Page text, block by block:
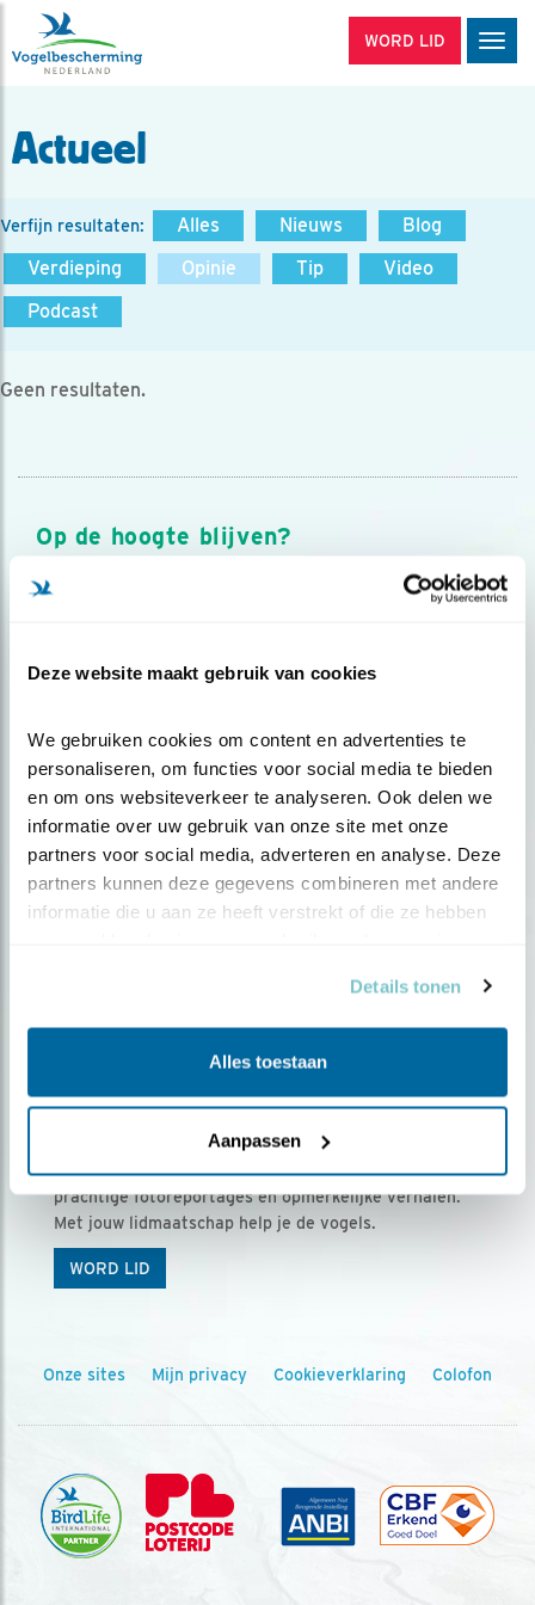
Deze website maakt gebruik van cookies
We gebruiken cookies om content en advertenties te
personaliseren, om functies voor social media te bieden
en om ons websiteverkeer te analyseren. Ook delen we
informatie over uw gebruik van onze site met onze
partners voor social media, adverteren en analyse. Deze
partners kunnen deze gegevens combineren met andere
informatie die u aan ze heeft verstrekt of die ze hebben
Details tonen
Alles toestaan
Aanpassen
WORD LID
Actueel
Verfijn resultaten: Alles Nieuws
Blog
Verdieping
Opinie Tip
Video
Podcast
Geen resultaten.
Op de hoogte blijven?
Meld je aan en ontvang nieuws, inspiratie, acties en tips
over vogels en activiteiten van Vogelbescherming.
Ontvang 5 x Vogels voor € 36,00 per jaar
Vogels is het tijdschrift voor onze leden, met
prachtige fotoreportages en opmerkelijke verhalen.
Met jouw lidmaatschap help je de vogels.
WORD LID
Onze sites Mijn privacy Cookieverklaring Colofon